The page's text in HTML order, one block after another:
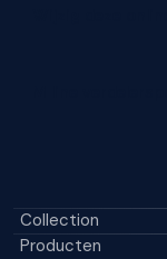
Collection
Producten